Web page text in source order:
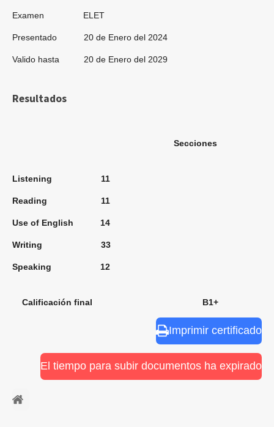
Examen ELET
Presentado 20 de Enero del 2024
Valido hasta 20 de Enero del 2029
Resultados
Secciones
Listening 11
Reading 11
Use of English 14
Writing 33
Speaking 12
Calificación final B1+
Imprimir certificado
El tiempo para subir documentos ha expirado
⠀ㅤ